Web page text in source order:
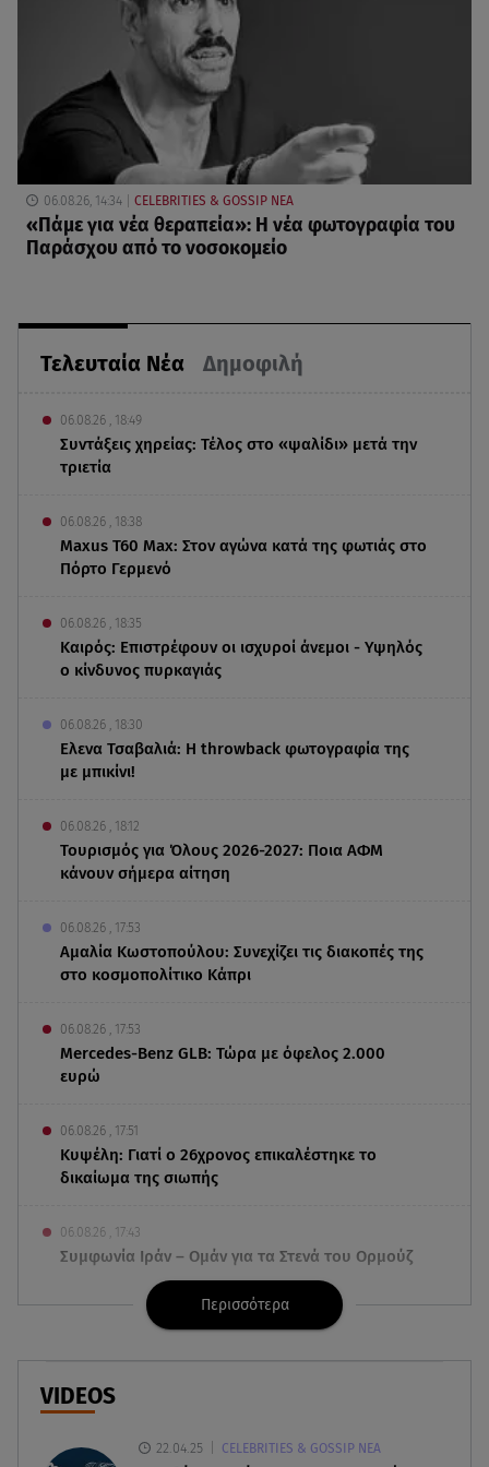
Τελευταία Νέα Δημοφιλή
06.08.26 , 18:49
Συντάξεις χηρείας: Τέλος στο «ψαλίδι» μετά την
τριετία
06.08.26 , 18:38
Maxus T60 Max: Στον αγώνα κατά της φωτιάς στο
Πόρτο Γερμενό
06.08.26 , 18:35
Καιρός: Επιστρέφουν οι ισχυροί άνεμοι - Υψηλός
ο κίνδυνος πυρκαγιάς
06.08.26 , 18:30
Ελενα Τσαβαλιά: Η throwback φωτογραφία της
με μπικίνι!
06.08.26 , 18:12
Τουρισμός για Όλους 2026-2027: Ποια ΑΦΜ
κάνουν σήμερα αίτηση
06.08.26 , 17:53
Αμαλία Κωστοπούλου: Συνεχίζει τις διακοπές της
στο κοσμοπολίτικο Κάπρι
06.08.26 , 17:53
Mercedes-Benz GLB: Τώρα με όφελος 2.000
ευρώ
06.08.26 , 17:51
Κυψέλη: Γιατί ο 26χρονος επικαλέστηκε το
δικαίωμα της σιωπής
06.08.26 , 17:43
Συμφωνία Ιράν – Ομάν για τα Στενά του Ορμούζ
06.08.26 , 17:12
Μαρία Κορινθίου: «Έχω πατήσει φρένο» -
Δηλώνει χορτασμένη και μπουχτισμένη!
06.08.26 , 16:57
Άνω Λιόσια: Πήγε να κλέψει καλώδια, έπαθε
ηλεκτροπληξία και πέθανε
Περισσότερα
VIDEOS
22.04.25 CELEBRITIES & GOSSIP ΝΕΑ
06.08.26, 14:34 CELEBRITIES & GOSSIP ΝΕΑ
«Πάμε για νέα θεραπεία»: Η νέα φωτογραφία του
Παράσχου από το νοσοκομείο